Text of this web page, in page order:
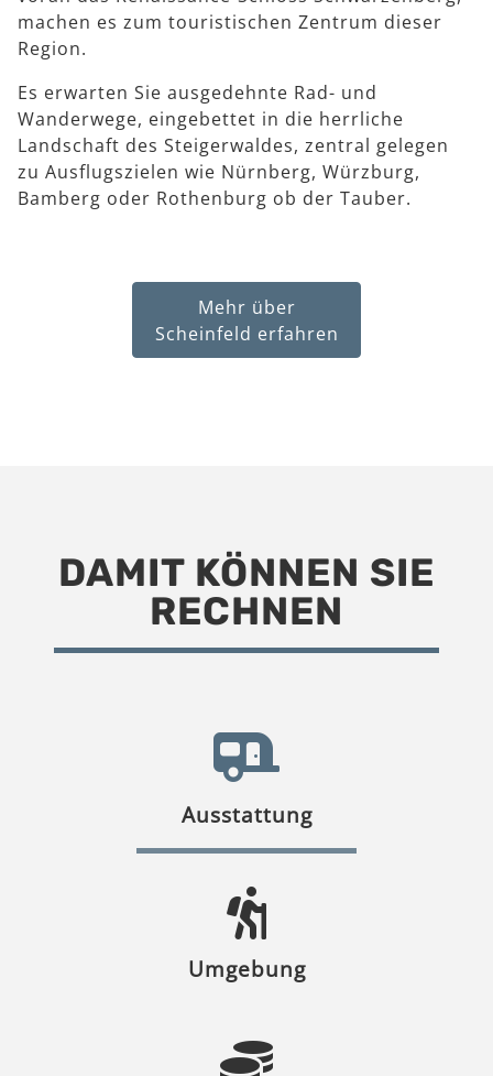
machen es zum touristischen Zentrum dieser
Region.
Es erwarten Sie ausgedehnte Rad- und
Wanderwege, eingebettet in die herrliche
Landschaft des Steigerwaldes, zentral gelegen
zu Ausflugszielen wie Nürnberg, Würzburg,
Bamberg oder Rothenburg ob der Tauber.
Mehr über
Scheinfeld erfahren
DAMIT KÖNNEN SIE
RECHNEN
Ausstattung
Umgebung